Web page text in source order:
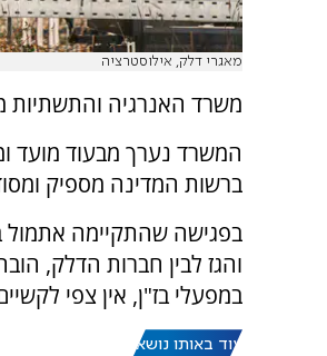
מאגרי דלק, אילוסטרציה
משרד האנרגיה והתשתיות
המשרד נערך מבעוד מועד
ברשות המדינה מספיק
בפגישה שהתקיימה אתמול
והגז לבין חברות הדלק,
במפעלי בז"ן, אין צפי
עוד באותו נושא: